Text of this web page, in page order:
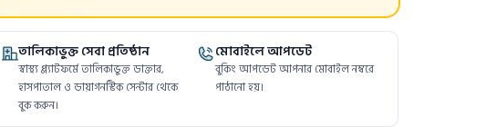
তালিকাভুক্ত সেবা প্রতিষ্ঠান
স্বাস্থ্য প্ল্যাটফর্মে তালিকাভুক্ত ডাক্তার,
হাসপাতাল ও ডায়াগনস্টিক সেন্টার থেকে
বুক করুন।
মোবাইলে আপডেট
বুকিং আপডেট আপনার মোবাইল নম্বরে
পাঠানো হয়।